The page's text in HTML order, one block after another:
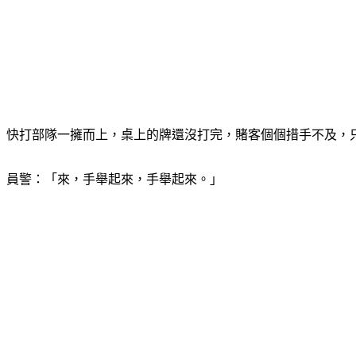
快打部隊一擁而上，桌上的牌還沒打完，賭客個個措手不及，
員警：「來，手舉起來，手舉起來。」